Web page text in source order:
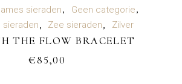
AAN WINKELWAGEN
sieraden
Geen categorie
sieraden
Zee sieraden Zilver
THE FLOW BRACELET
€85,00